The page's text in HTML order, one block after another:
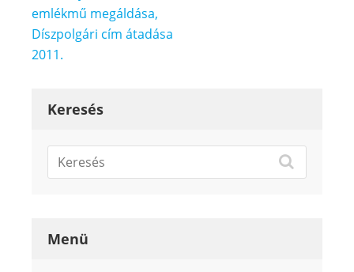
navigáció
emlékmű megáldása,
Díszpolgári cím átadása
2011.
Keresés
Menü